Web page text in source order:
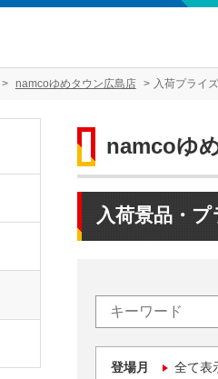
namcoゆめタウン広島店 入荷プライズ
namcoゆ
入荷景品・
登場月 全て表